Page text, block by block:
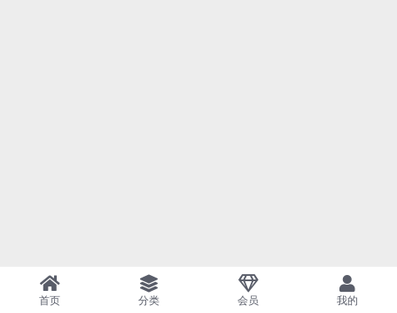
首页 分类 会员 我的